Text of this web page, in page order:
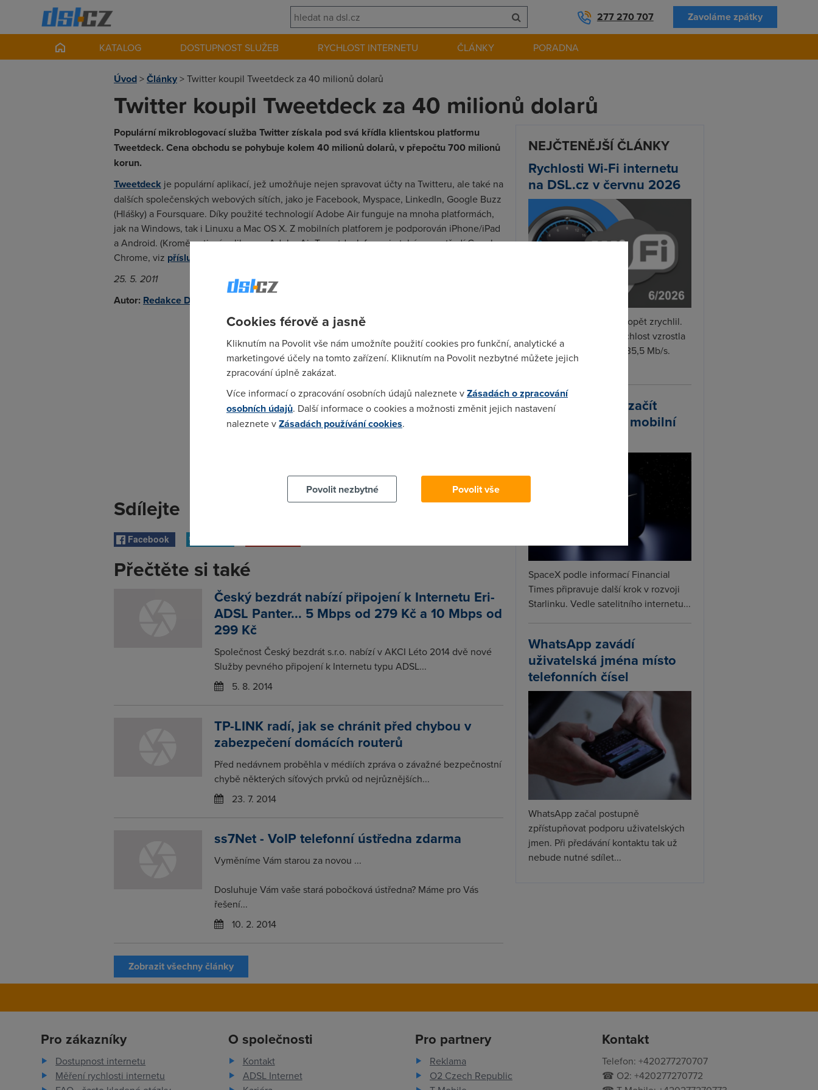
277 270 707 Zavoláme zpátky
KATALOG DOSTUPNOST SLUŽEB RYCHLOST INTERNETU ČLÁNKY PORADNA
Úvod>Články>Twitter koupil Tweetdeck za 40 milionů dolarů
Twitter koupil Tweetdeck za 40 milionů dolarů
Populární mikroblogovací služba Twitter získala pod svá křídla klientskou platformu
Tweetdeck. Cena obchodu se pohybuje kolem 40 milionů dolarů, v přepočtu 700 milionů
korun.
Tweetdeck je populární aplikací, jež umožňuje nejen spravovat účty na Twitteru, ale také na
dalších společenských webových sítích, jako je Facebook, Myspace, LinkedIn, Google Buzz
(Hlášky) a Foursquare. Díky použité technologií Adobe Air funguje na mnoha platformách,
jak na Windows, tak i Linuxu a Mac OS X. Z mobilních platforem je podporován iPhone/iPad
a Android. (Kromě nativní aplikace v Adobe Air Tweetdeck funguje také v prostředí Google
Chrome, viz příslušná aplikace v obchodu Chrome
25. 5. 2011
Autor: Redakce DSL.cz
Sdílejte
Facebook
Přečtěte si také
Český bezdrát nabízí připojení k Internetu Eri-
ADSL Panter... 5 Mbps od 279 Kč a 10 Mbps od
299 Kč
Společnost Český bezdrát s.r.o. nabízí v AKCI Léto 2014 dvě nové
Služby pevného připojení k Internetu typu ADSL...
5. 8. 2014
TP-LINK radí, jak se chránit před chybou v
zabezpečení domácích routerů
Před nedávnem proběhla v médiích zpráva o závažné bezpečnostní
chybě některých síťových prvků od nejrůznějších...
23. 7. 2014
ss7Net - VoIP telefonní ústředna zdarma
Vyměníme Vám starou za novou ...
Dosluhuje Vám vaše stará pobočková ústředna? Máme pro Vás
řešení...
10. 2. 2014
Zobrazit všechny články
NEJČTENĚJŠÍ ČLÁNKY
Rychlosti Wi-Fi internetu
na DSL.cz v červnu 2026
Wi-Fi internet v červnu opět zrychlil.
Průměrná naměřená rychlost vzrostla
meziměsíčně o 4 % na 35,5 Mb/s.
Podívejte...
Starlink plánuje začít
prodávat vlastní mobilní
SpaceX podle informací Financial
Times připravuje další krok v rozvoji
Starlinku. Vedle satelitního internetu...
WhatsApp zavádí
uživatelská jména místo
telefonních čísel
WhatsApp začal postupně
zpřístupňovat podporu uživatelských
jmen. Při předávání kontaktu tak už
nebude nutné sdílet...
Pro zákazníky
Dostupnost internetu
Měření rychlosti internetu
O společnosti
Kontakt
ADSL Internet
Pro partnery
Reklama
O2 Czech Republic
Kontakt
Telefon: +420277270707
☎ O2: +420277270772
Cookies férově a jasně
Kliknutím na Povolit vše nám umožníte použití cookies pro funkční, analytické a
marketingové účely na tomto zařízení. Kliknutím na Povolit nezbytné můžete jejich
zpracování úplně zakázat.
Více informací o zpracování osobních údajů naleznete vZásadách o zpracování
osobních údajů. Další informace o cookies a možnosti změnit jejich nastavení
naleznete vZásadách používání cookies.
Povolit nezbytné
Povolit vše